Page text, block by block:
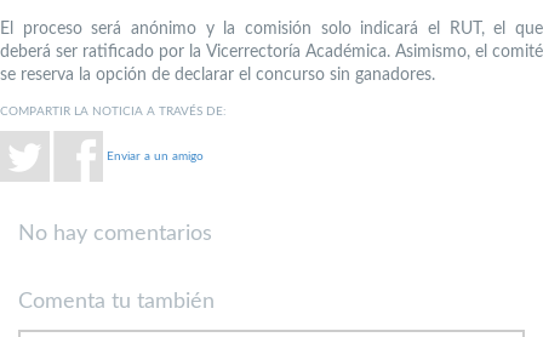
El proceso será anónimo y la comisión solo indicará el RUT, el que
deberá ser ratificado por la Vicerrectoría Académica. Asimismo, el comité
se reserva la opción de declarar el concurso sin ganadores.
COMPARTIR LA NOTICIA A TRAVÉS DE:
Enviar a un amigo
No hay comentarios
Comenta tu también